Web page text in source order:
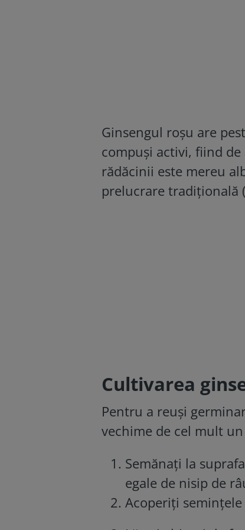
Ginsengul roșu are
compuși activi, fiind
rădăcinii este mereu
prelucrare tradițională
Cultivarea
Pentru a reuși
vechime de cel mult
Semănați la
egale de nisip de
Acoperiți